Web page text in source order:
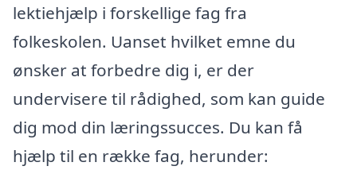
lektiehjælp i forskellige fag fra
folkeskolen. Uanset hvilket emne du
ønsker at forbedre dig i, er der
undervisere til rådighed, som kan guide
dig mod din læringssucces. Du kan få
hjælp til en række fag, herunder: